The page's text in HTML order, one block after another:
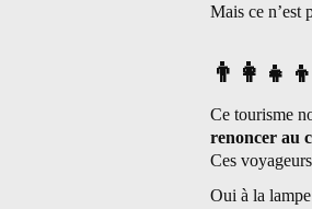
Mais ce n’est
👨 👩 👧 👦
Ce tourisme
renoncer au
Ces
Oui à la